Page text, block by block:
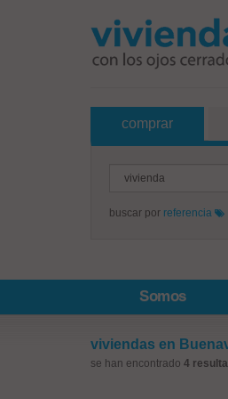
comprar
buscar por referencia
Somos
viviendas en
se han encontrado 4